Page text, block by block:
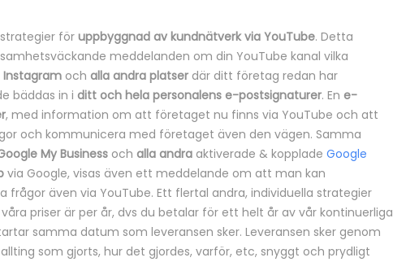
för uppbyggnad av kundnätverk via YouTube. Detta
meddelanden om din YouTube kanal vilka
Instagram och alla andra platser där ditt företag redan har
bäddas in i ditt och hela personalens e-postsignaturer. En e-
, med information om att företaget nu finns via YouTube och att
och kommunicera med företaget även den vägen. Samma
My Business och alla andra aktiverade & kopplade Google
via Google, visas även ett meddelande om att man kan
även via YouTube. Ett flertal andra, individuella strategier
priser är per år, dvs du betalar för ett helt år av vår kontinuerliga
samma datum som leveransen sker. Leveransen sker genom
som gjorts, hur det gjordes, varför, etc, snyggt och prydligt